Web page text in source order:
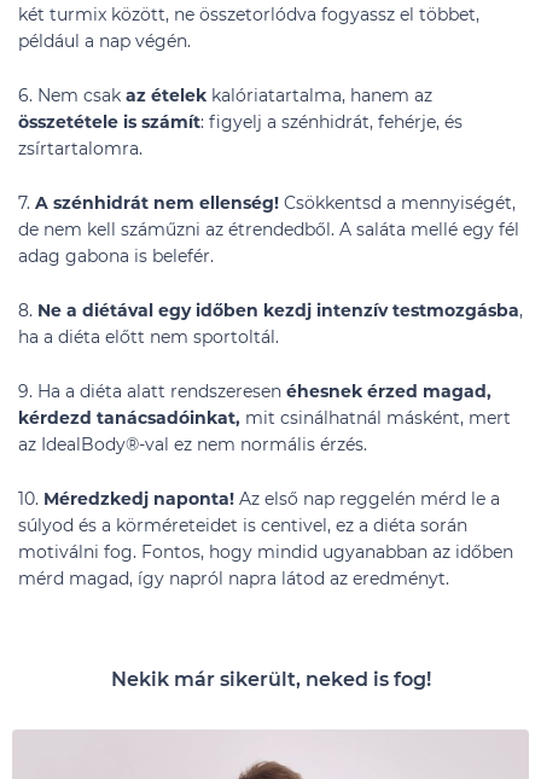
két turmix között, ne összetorlódva fogyassz el többet,
például a nap végén.
6. Nem csak az ételek kalóriatartalma, hanem az
összetétele is számít: figyelj a szénhidrát, fehérje, és
zsírtartalomra.
7. A szénhidrát nem ellenség! Csökkentsd a mennyiségét,
de nem kell száműzni az étrendedből. A saláta mellé egy fél
adag gabona is belefér.
8. Ne a diétával egy időben kezdj intenzív testmozgásba,
ha a diéta előtt nem sportoltál.
9. Ha a diéta alatt rendszeresen éhesnek érzed magad,
kérdezd tanácsadóinkat, mit csinálhatnál másként, mert
az IdealBody®-val ez nem normális érzés.
10. Méredzkedj naponta! Az első nap reggelén mérd le a
súlyod és a körméreteidet is centivel, ez a diéta során
motiválni fog. Fontos, hogy mindid ugyanabban az időben
mérd magad, így napról napra látod az eredményt.
Nekik már sikerült, neked is fog!